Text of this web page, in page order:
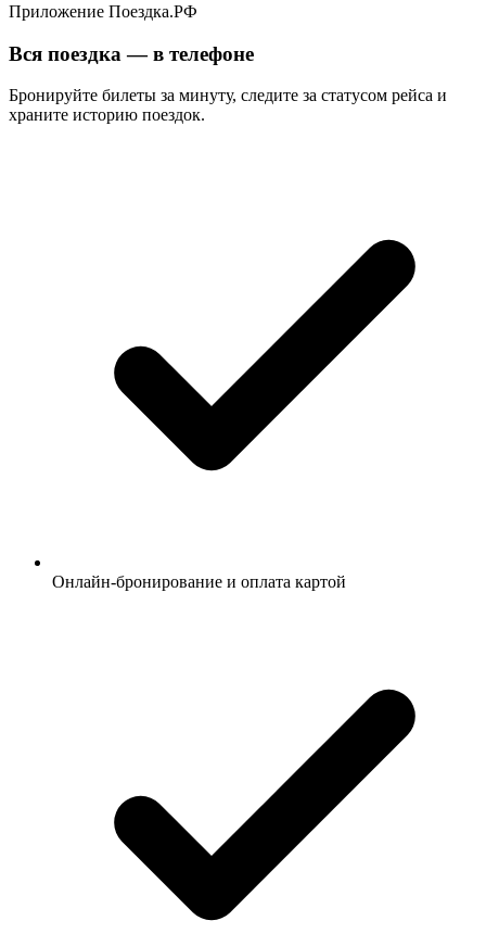
Приложение Поездка.РФ
Вся поездка — в телефоне
Бронируйте билеты за минуту, следите за статусом рейса и
храните историю поездок.
Онлайн-бронирование и оплата картой